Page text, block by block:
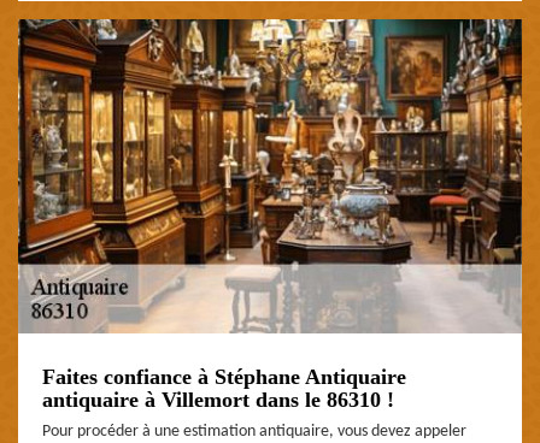
Faites confiance à Stéphane Antiquaire
antiquaire à Villemort dans le 86310 !
Pour procéder à une estimation antiquaire, vous devez appeler